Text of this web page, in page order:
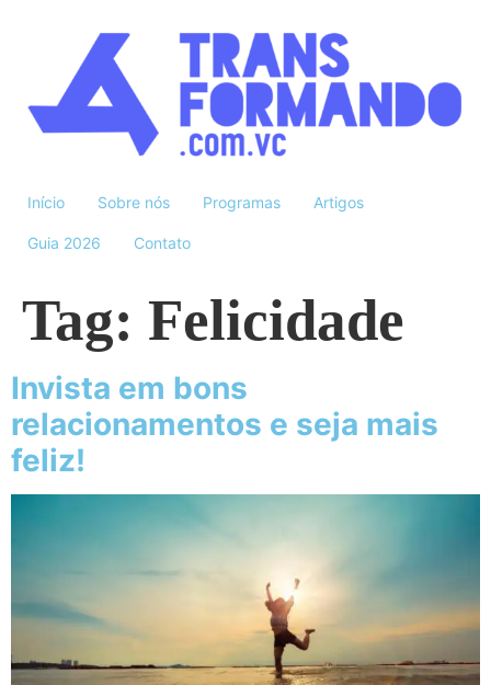
Início Sobre nós Programas Artigos
Guia 2026 Contato
Tag: Felicidade
Invista em bons
relacionamentos e seja mais
feliz!